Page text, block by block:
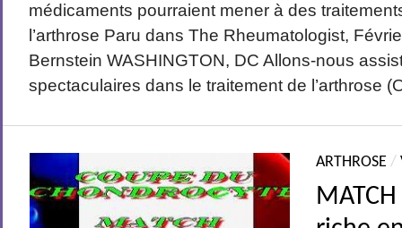
médicaments pourraient mener à des
l’arthrose Paru dans The Rheumatologist,
Bernstein WASHINGTON, DC Allons-nous
spectaculaires dans le traitement de l’arthrose
ARTHROSE /